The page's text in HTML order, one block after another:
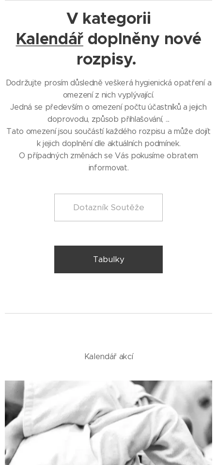
V kategorii
Kalendářdoplněny nové
rozpisy.
Dodržujte prosím důsledně veškerá hygienická opatření a
omezení z nich vyplývající.
Jedná se především o omezení počtu účastníků a jejich
doprovodu, způsob přihlašování, ...
Tato omezení jsou součástí každého rozpisu a může dojít
k jejich doplnění dle aktuálních podmínek.
O případných změnách se Vás pokusíme obratem
informovat.
Dotazník Soutěže
Tabulky
Kalendář akcí